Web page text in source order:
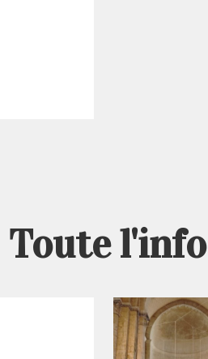
Toute l'info